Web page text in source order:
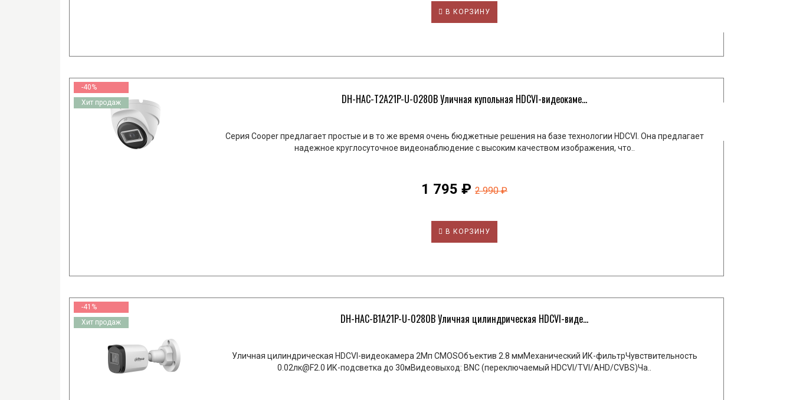
В КОРЗИНУ
-40%
Хит продаж
DH-HAC-T2A21P-U-0280B Уличная купольная HDCVI-видеокаме...
Серия Cooper предлагает простые и в то же время очень бюджетные решения на базе технологии HDCVI. Она предлагает
надежное круглосуточное видеонаблюдение с высоким качеством изображения, что..
1 795 ₽ 2 990 ₽
В КОРЗИНУ
-41%
Хит продаж
DH-HAC-B1A21P-U-0280B Уличная цилиндрическая HDCVI-виде...
Уличная цилиндрическая HDCVI-видеокамера 2Мп CMOSОбъектив 2.8 ммМеханический ИК-фильтрЧувствительность
0.02лк@F2.0 ИК-подсветка до 30мВидеовыход: BNC (переключаемый HDCVI/TVI/AHD/CVBS)Ча..